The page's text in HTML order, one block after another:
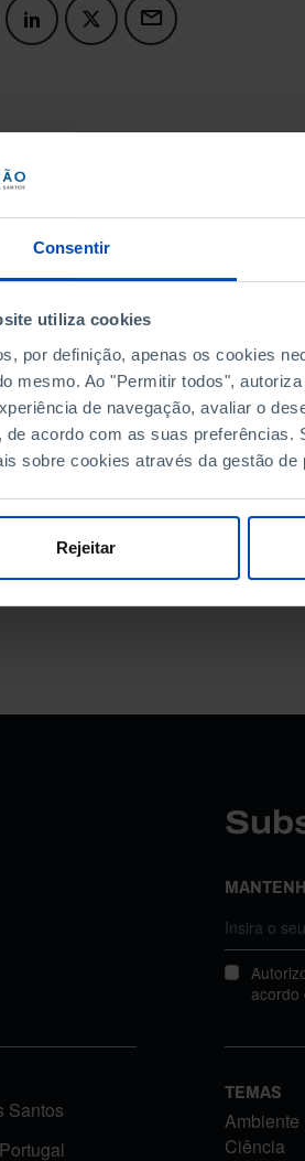
Consentir
utiliza cookies
por definição, apenas os cookies
mesmo. Ao "Permitir todos",
de navegação, avaliar o
de acordo com as suas preferências.
sobre cookies através da gestão de
Rejeitar
DATA
acordo
Santos
TEMAS
Ambiente
Ciência